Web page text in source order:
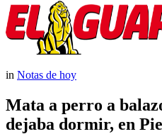
in Notas de hoy
Mata a perro a
dejaba dormir, en